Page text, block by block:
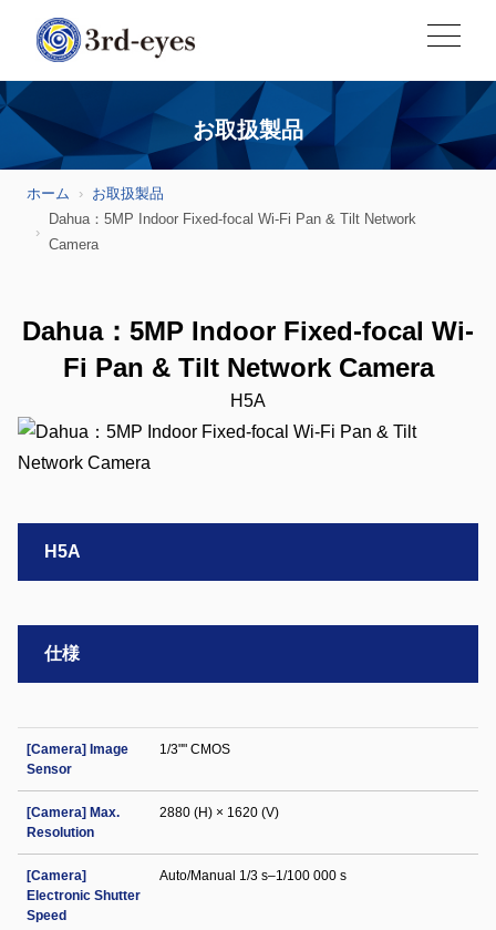
お取扱製品
ホーム
お取扱製品
Dahua：5MP Indoor Fixed-focal Wi-Fi Pan & Tilt Network
Camera
Dahua：5MP Indoor Fixed-focal Wi-
Fi Pan & Tilt Network Camera
H5A
H5A
仕様
[Camera] Image
Sensor
1/3"" CMOS
[Camera] Max.
Resolution
2880 (H) × 1620 (V)
[Camera]
Electronic Shutter
Speed
Auto/Manual 1/3 s–1/100 000 s